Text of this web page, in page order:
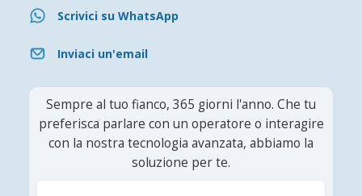
Scrivici su WhatsApp
Inviaci un'email
Sempre al tuo fianco, 365 giorni l'anno. Che tu
preferisca parlare con un operatore o interagire
con la nostra tecnologia avanzata, abbiamo la
soluzione per te.